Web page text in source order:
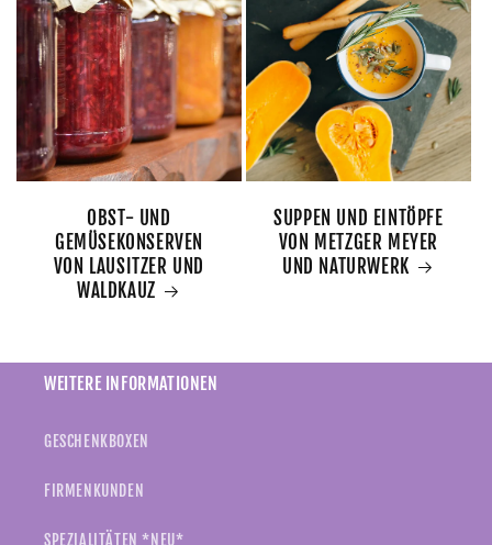
OBST- UND
GEMÜSEKONSERVEN
VON LAUSITZER UND
WALDKAUZ
SUPPEN UND EINTÖPFE
VON METZGER MEYER
UND NATURWERK
WEITERE INFORMATIONEN
GESCHENKBOXEN
FIRMENKUNDEN
SPEZIALITÄTEN *NEU*